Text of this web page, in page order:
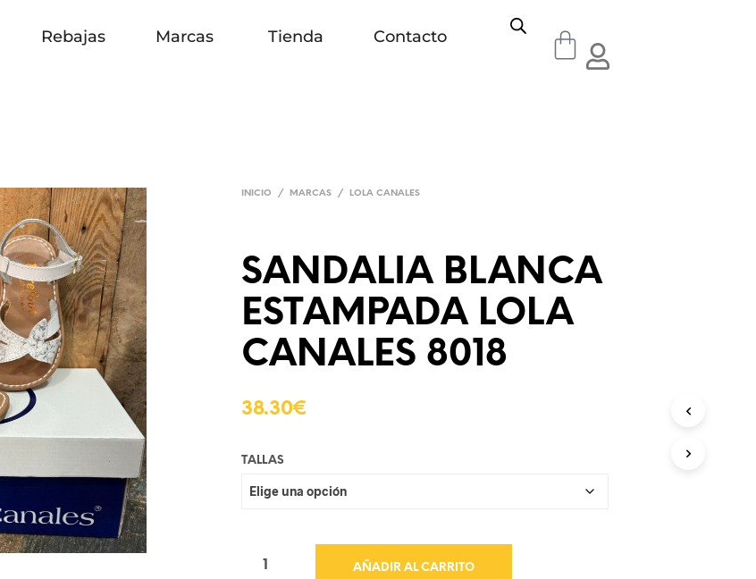
Rebajas Marcas Tienda Contacto
INICIO / MARCAS / LOLA CANALES
SANDALIA BLANCA
ESTAMPADA LOLA
CANALES 8018
38.30€
TALLAS
AÑADIR AL CARRITO